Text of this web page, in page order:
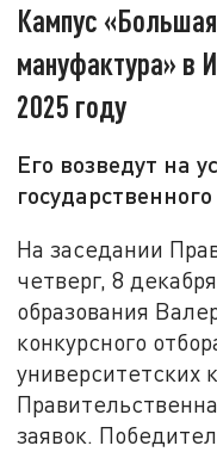
Кампус
мануфактура» в
2025 году
Его возведут на
На заседании
четверг, 8
образования
конкурсного
университетских
заявок.